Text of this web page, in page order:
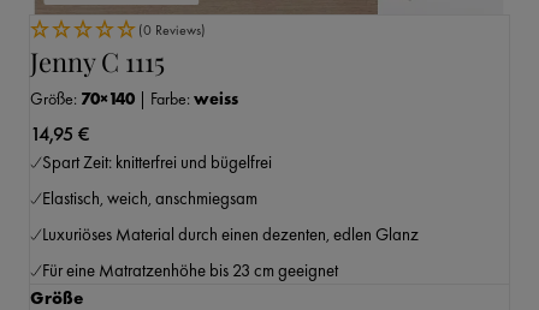
(0 Reviews)
Jenny C 1115
Größe: 70×140 | Farbe: weiss
14,95 €
Spart Zeit: knitterfrei und bügelfrei
Elastisch, weich, anschmiegsam
Luxuriöses Material durch einen dezenten, edlen Glanz
Für eine Matratzenhöhe bis 23 cm geeignet
Größeauswählen